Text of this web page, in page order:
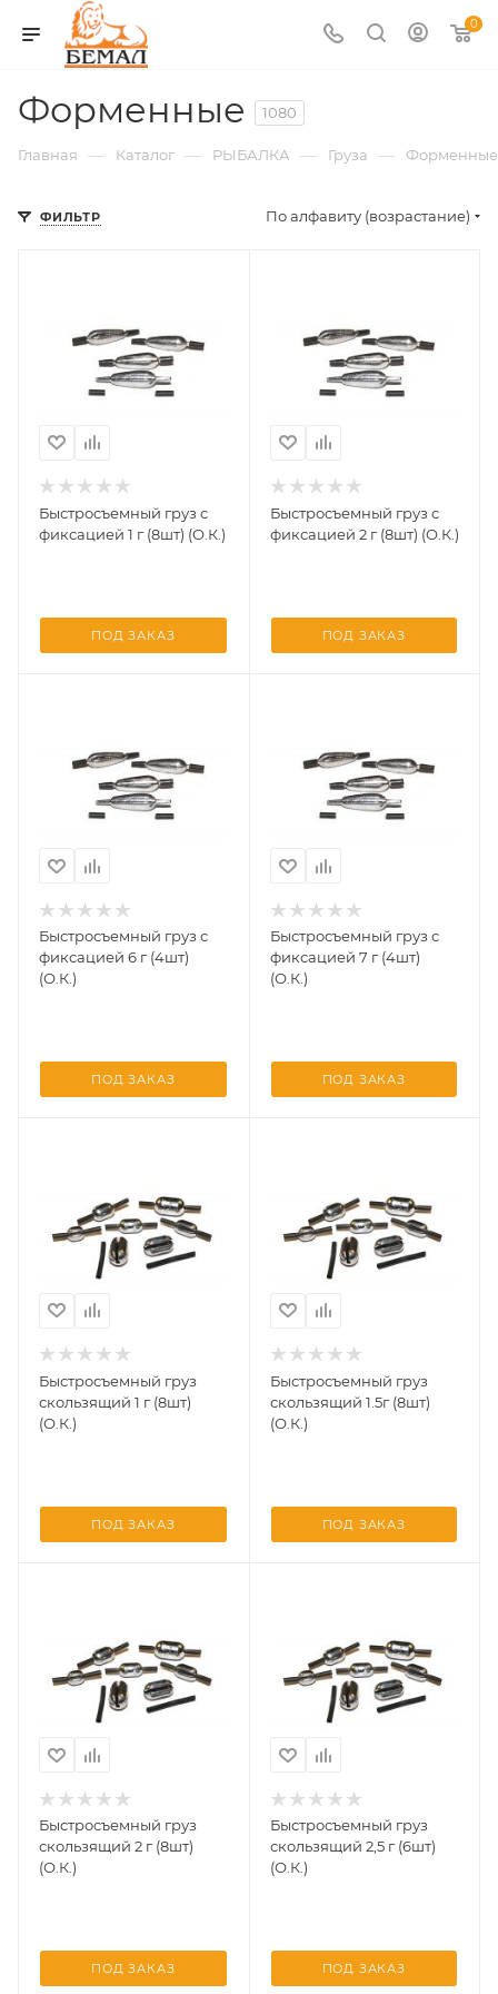
0
Форменные 1080
Главная — Каталог — РЫБАЛКА — Груза — Форменные
ФИЛЬТР По алфавиту (возрастание)
Быстросъемный груз с
фиксацией 1 г (8шт) (О.К.)
ПОД ЗАКАЗ
Быстросъемный груз с
фиксацией 2 г (8шт) (О.К.)
ПОД ЗАКАЗ
Быстросъемный груз с
фиксацией 6 г (4шт)
(О.К.)
ПОД ЗАКАЗ
Быстросъемный груз с
фиксацией 7 г (4шт)
(О.К.)
ПОД ЗАКАЗ
Быстросъемный груз
скользящий 1 г (8шт)
(О.К.)
ПОД ЗАКАЗ
Быстросъемный груз
скользящий 1.5г (8шт)
(О.К.)
ПОД ЗАКАЗ
Быстросъемный груз
скользящий 2 г (8шт)
(О.К.)
ПОД ЗАКАЗ
Быстросъемный груз
скользящий 2,5 г (6шт)
(О.К.)
ПОД ЗАКАЗ